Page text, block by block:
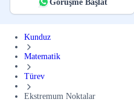
Görüşme Başlat
Kunduz
Matematik
Türev
Ekstremum Noktalar